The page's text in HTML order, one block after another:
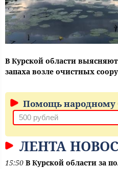
В Курской области
запаха возле очистных
Помощь
ЛЕНТА
15:50 В Курской области за